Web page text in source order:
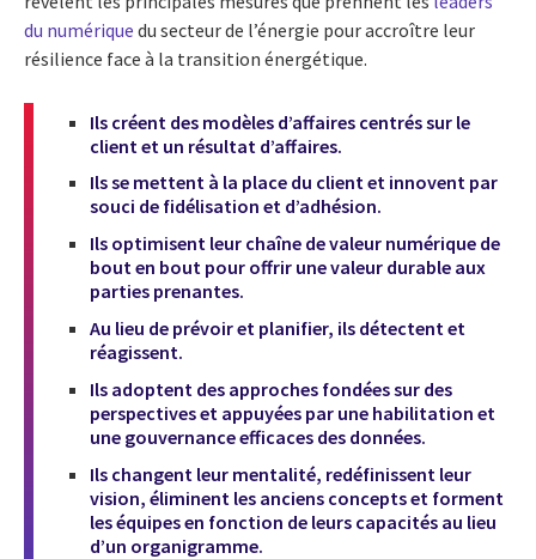
du numérique du secteur de l’énergie pour accroître leur
résilience face à la transition énergétique.
Ils créent des modèles d’affaires centrés sur le
client et un résultat d’affaires.
Ils se mettent à la place du client et innovent par
souci de fidélisation et d’adhésion.
Ils optimisent leur chaîne de valeur numérique de
bout en bout pour offrir une valeur durable aux
parties prenantes.
Au lieu de prévoir et planifier, ils détectent et
réagissent.
Ils adoptent des approches fondées sur des
perspectives et appuyées par une habilitation et
une gouvernance efficaces des données.
Ils changent leur mentalité, redéfinissent leur
vision, éliminent les anciens concepts et forment
les équipes en fonction de leurs capacités au lieu
d’un organigramme.